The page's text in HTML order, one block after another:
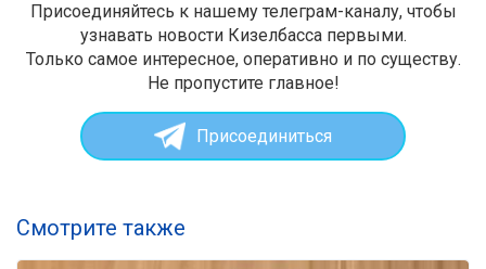
Присоединяйтесь к нашему телеграм-каналу, чтобы
узнавать новости Кизелбасса первыми.
Только самое интересное, оперативно и по существу.
Не пропустите главное!
Присоединиться
Смотрите также